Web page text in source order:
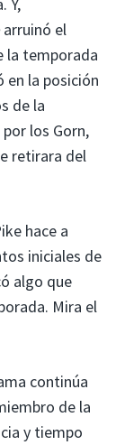
arruinó el
la temporada
en la posición
de la
los Gorn,
retirara del
hace a
iniciales de
algo que
Mira el
continúa
de la
y tiempo